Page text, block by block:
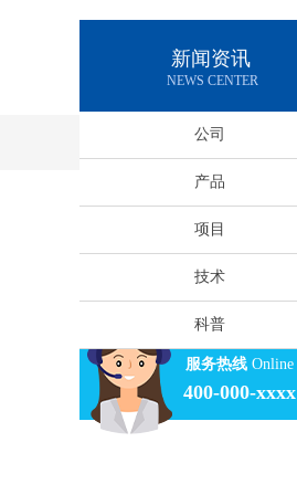
新闻资讯
NEWS CENTER
公司
产品
项目
技术
科普
服务热线 Online
400-000-xxxx